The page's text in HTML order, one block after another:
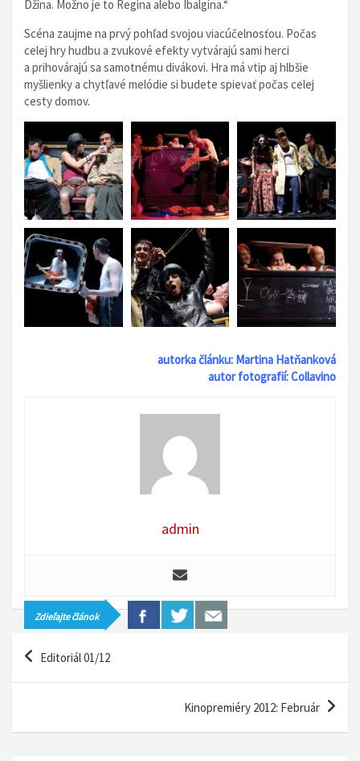
Džina. Možno je to Regina alebo Ibalgína.“
Scéna zaujme na prvý pohľad svojou viacúčelnosťou. Počas
celej hry hudbu a zvukové efekty vytvárajú sami herci
a prihovárajú sa samotnému divákovi. Hra má vtip aj hlbšie
myšlienky a chytľavé melódie si budete spievať počas celej
cesty domov.
autorka článku: Martina Hatňanková
autor fotografií: Collavino
admin
Zdieľajte článok
Editoriál 01/12
Kinopremiéry 2012: Február